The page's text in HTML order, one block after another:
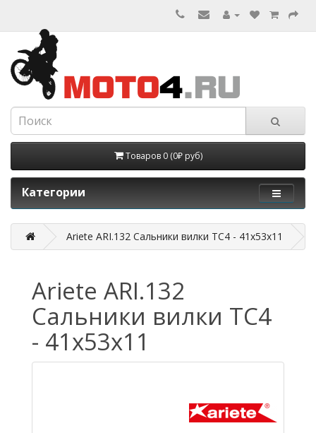
Товаров 0 (0₽ руб)
Категории
Ariete ARI.132 Cальники вилки TC4 - 41x53x11
Ariete ARI.132
Cальники вилки TC4
- 41x53x11